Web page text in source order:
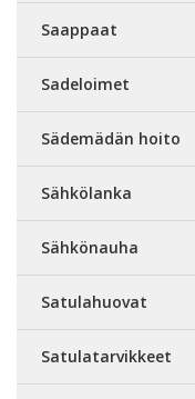
Saappaat
Sadeloimet
Sädemädän hoito
Sähkölanka
Sähkönauha
Satulahuovat
Satulatarvikkeet